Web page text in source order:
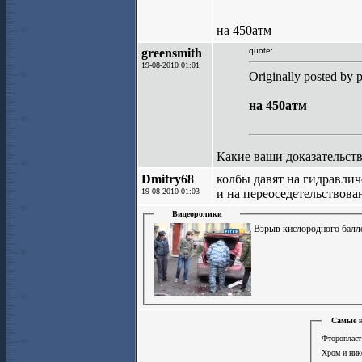
на 450атм
greensmith
19-08-2010 01:01
quote:
Originally posted by
на 450атм
Какие ваши
Dmitry68
19-08-2010 01:03
колбы давят на
и на
Видеоролики
Взрыв кислородного
Самые
Хром и